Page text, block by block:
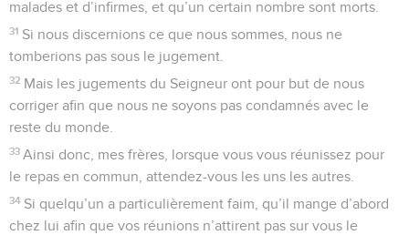
malades et d’infirmes, et qu’un certain nombre sont morts.
31 Si nous discernions ce que nous sommes, nous ne
tomberions pas sous le jugement.
32 Mais les jugements du Seigneur ont pour but de nous
corriger afin que nous ne soyons pas condamnés avec le
reste du monde.
33 Ainsi donc, mes frères, lorsque vous vous réunissez pour
le repas en commun, attendez-vous les uns les autres.
34 Si quelqu’un a particulièrement faim, qu’il mange d’abord
chez lui afin que vos réunions n’attirent pas sur vous le